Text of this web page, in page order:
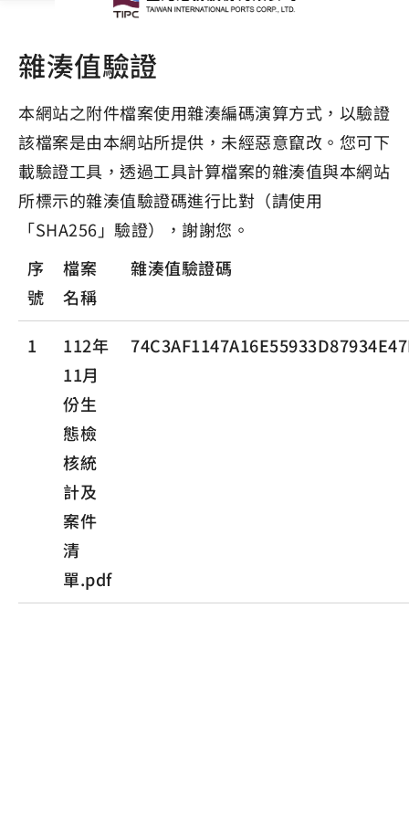
雜湊值驗證
本網站之附件檔案使用雜湊編碼演算方式，以驗證
該檔案是由本網站所提供，未經惡意竄改。您可下
載驗證工具，透過工具計算檔案的雜湊值與本網站
所標示的雜湊值驗證碼進行比對（請使用
「SHA256」驗證），謝謝您。
序
號
檔案
名稱
雜湊值驗證碼
1
112年
11月
份生
態檢
核統
計及
案件
清
單.pdf